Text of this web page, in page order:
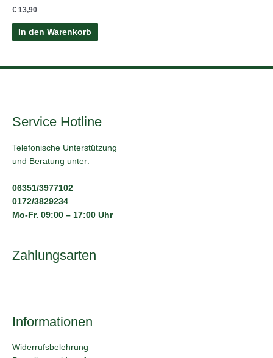
€ 13,90
In den Warenkorb
Service Hotline
Telefonische Unterstützung
und Beratung unter:
06351/3977102
0172/3829234
Mo-Fr. 09:00 – 17:00 Uhr
Zahlungsarten
Informationen
Widerrufsbelehrung